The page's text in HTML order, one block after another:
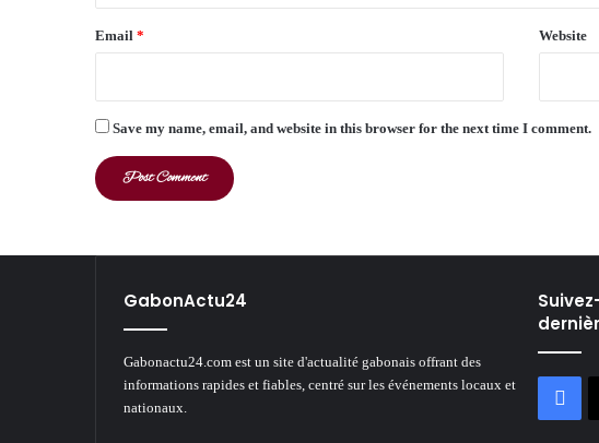
Email * Website
Save my name, email, and website in this browser for the next time I comment.
GabonActu24
Gabonactu24.com est un site d'actualité gabonais offrant des
informations rapides et fiables, centré sur les événements locaux et
nationaux.